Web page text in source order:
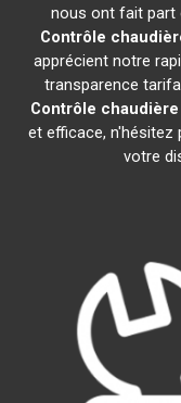
nous ont fait part
Contrôle
apprécient notre
transparence
Contrôle
et efficace,
votre